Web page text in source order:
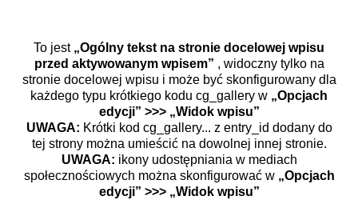
To jest „Ogólny tekst na stronie docelowej wpisu
przed aktywowanym wpisem” , widoczny tylko na
stronie docelowej wpisu i może być skonfigurowany dla
każdego typu krótkiego kodu cg_gallery w „Opcjach
edycji” >>> „Widok wpisu”
UWAGA: Krótki kod cg_gallery... z entry_id dodany do
tej strony można umieścić na dowolnej innej stronie.
UWAGA: ikony udostępniania w mediach
społecznościowych można skonfigurować w „Opcjach
edycji” >>> „Widok wpisu”